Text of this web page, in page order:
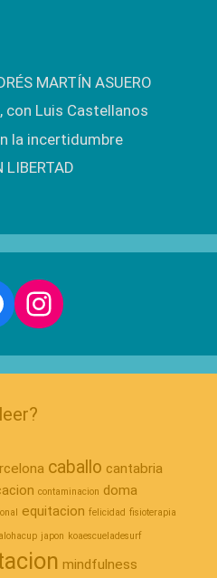
MARTÍN ASUERO
con Luis Castellanos
la incertidumbre
LIBERTAD
Instagram
caballo cantabria
contaminacion doma
equitacion felicidad fisioterapia
japon koaescueladesurf
mindfulness